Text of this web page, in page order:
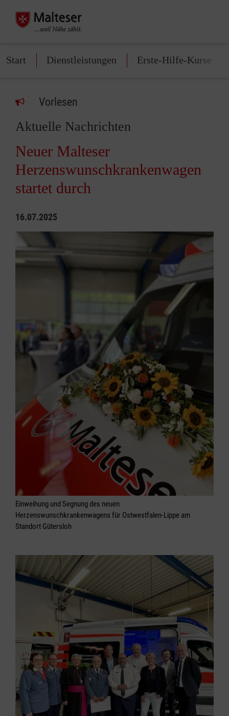
Start Dienstleistungen Erste-Hilfe-Kurse
Vorlesen
Aktuelle Nachrichten
Neuer Malteser
Herzenswunschkrankenwagen
startet durch
16.07.2025
Einweihung und Segnung des neuen
Herzenswunschkrankenwagens für Ostwestfalen-Lippe am
Standort Gütersloh